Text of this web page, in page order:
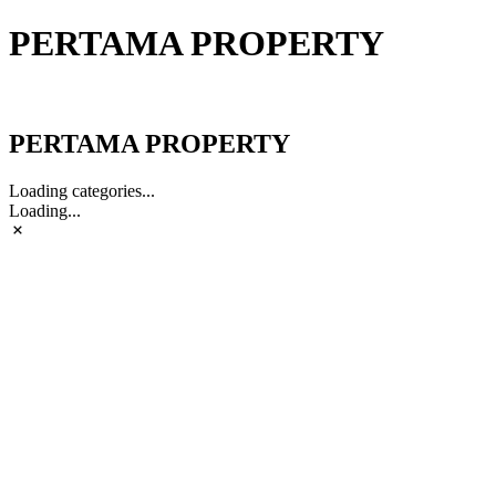
PERTAMA PROPERTY
PERTAMA PROPERTY
Loading categories...
Loading...